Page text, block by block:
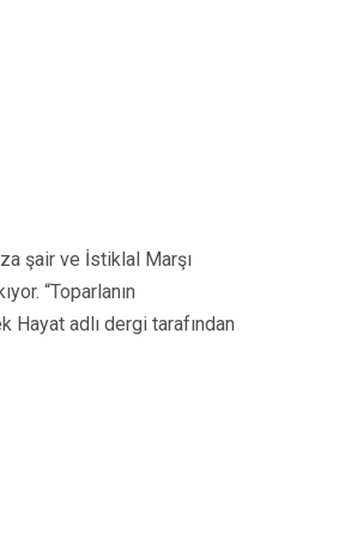
şair ve İstiklal Marşı
“Toparlanın
Hayat adlı dergi tarafından